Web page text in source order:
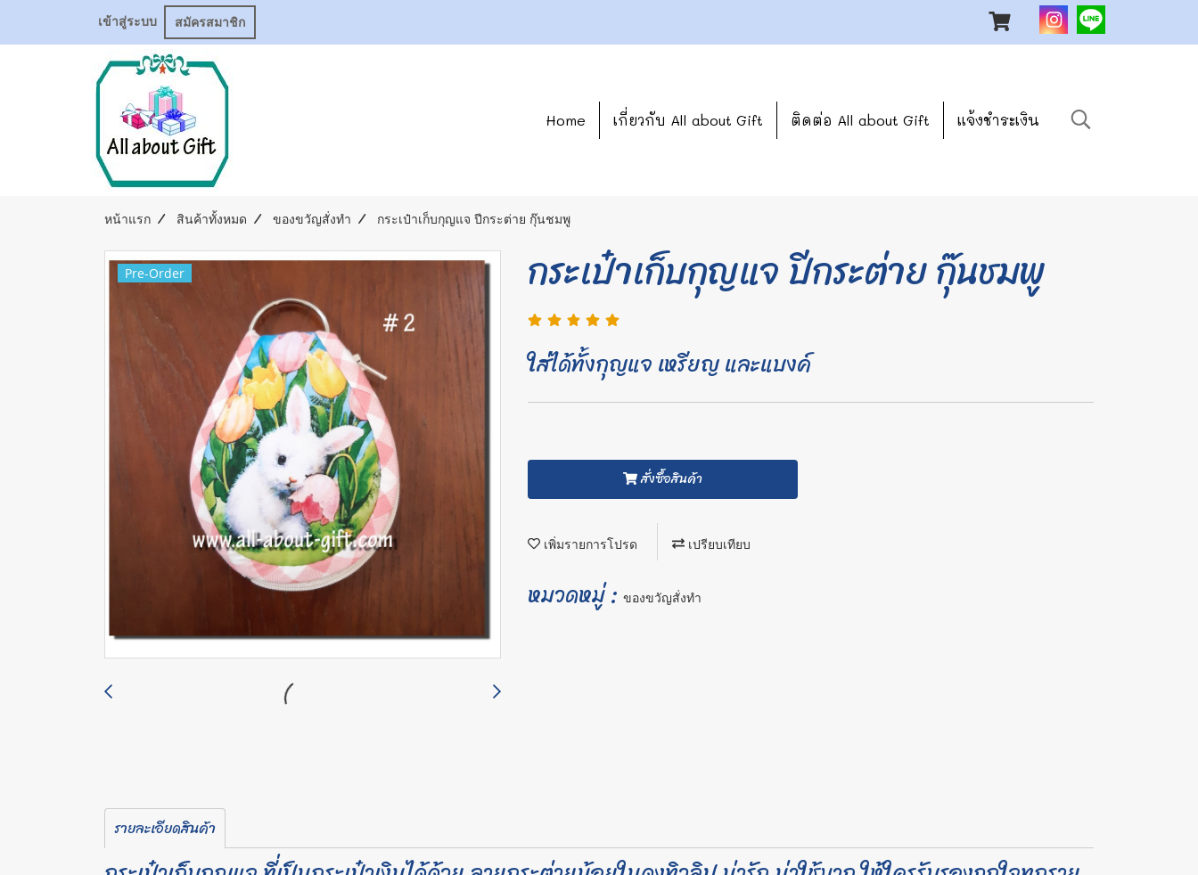
เข้าสู่ระบบ สมัครสมาชิก
Home เกี่ยวกับ All about Gift ติดต่อ All about Gift แจ้งชำระเงิน
หน้าแรก สินค้าทั้งหมด ของขวัญสั่งทำ กระเป๋าเก็บกุญแจ ปีกระต่าย กุ๊นชมพู
Pre-Order กระเป๋าเก็บกุญแจ ปีกระต่าย กุ๊นชมพู
ใส่ได้ทั้งกุญแจ เหรียญ และแบงค์
สั่งซื้อสินค้า
เพิ่มรายการโปรด เปรียบเทียบ
หมวดหมู่ : ของขวัญสั่งทำ
รายละเอียดสินค้า